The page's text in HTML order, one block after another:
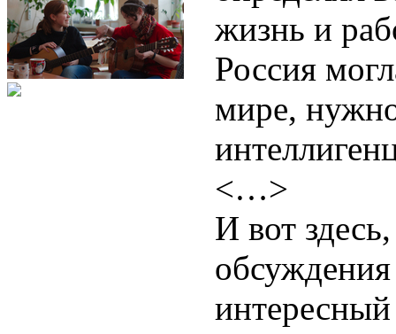
жизнь и
Россия
мире,
<…>
И вот